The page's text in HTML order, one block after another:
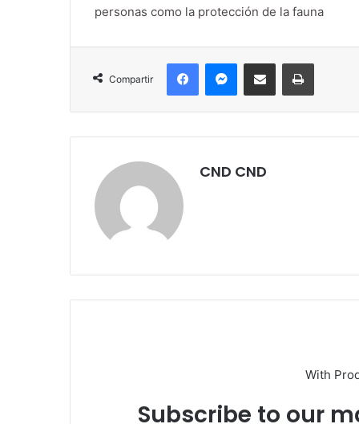
personas como la protección de la fauna
Compartir
CND CND
With
Subscribe to our